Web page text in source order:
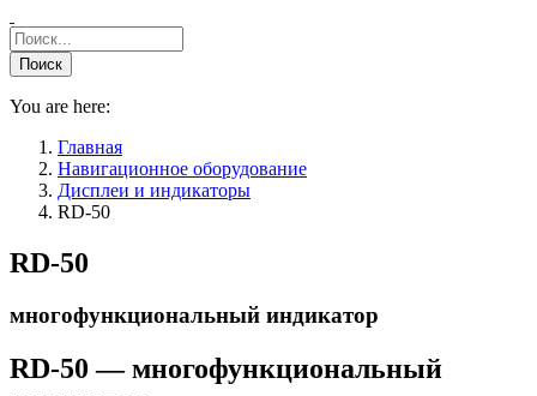
You are here:
Главная
Навигационное оборудование
Дисплеи и индикаторы
RD-50
RD-50
многофункциональный индикатор
RD-50 — многофункциональный